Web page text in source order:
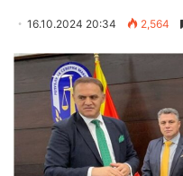
16.10.2024 20:34 2,564